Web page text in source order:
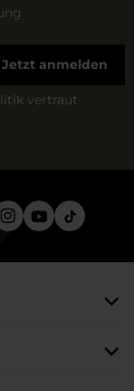
Jetzt anmelden
vertraut